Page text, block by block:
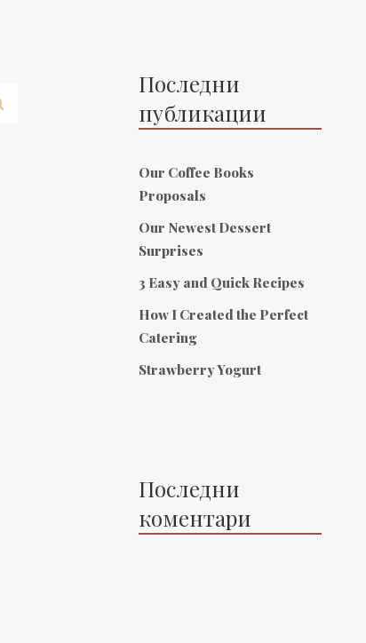
Последни
публикации
Our Coffee Books
Proposals
Our Newest Dessert
Surprises
3 Easy and Quick Recipes
How I Created the Perfect
Catering
Strawberry Yogurt
Последни
коментари